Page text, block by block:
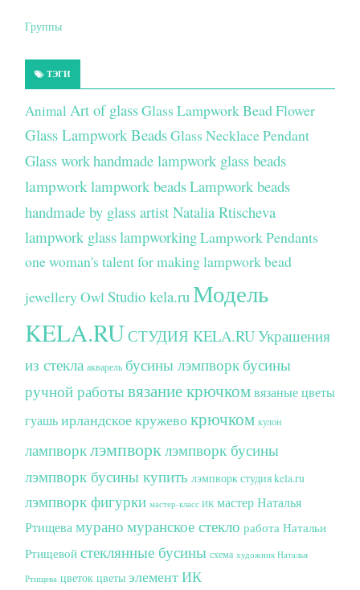
Группы
ТЭГИ
Animal Art of glassGlass Lampwork Bead Flower
Glass Lampwork BeadsGlass Necklace Pendant
Glass workhandmade lampwork glass beads
lampworklampwork beadsLampwork beads
handmade by glass artist Natalia Rtischeva
lampwork glasslampworkingLampwork Pendants
one woman's talent for making lampwork bead
jewelleryOwlStudio kela.ru Модель
KELA.RUСТУДИЯ KELA.RUУкрашения
из стекла акварель бусины лэмпворк бусины
ручной работывязание крючкомвязаные цветы
гуашьирландское кружевокрючком кулон
лампворклэмпворклэмпворк бусины
лэмпворк бусины купить лэмпворк студия kela.ru
лэмпворк фигурки мастер-класс ИК мастер Наталья
Ртищевамурано муранское стекло работа Натальи
Ртищевой стеклянные бусины схема художник Наталья
Ртищева цветок цветы элемент ИК